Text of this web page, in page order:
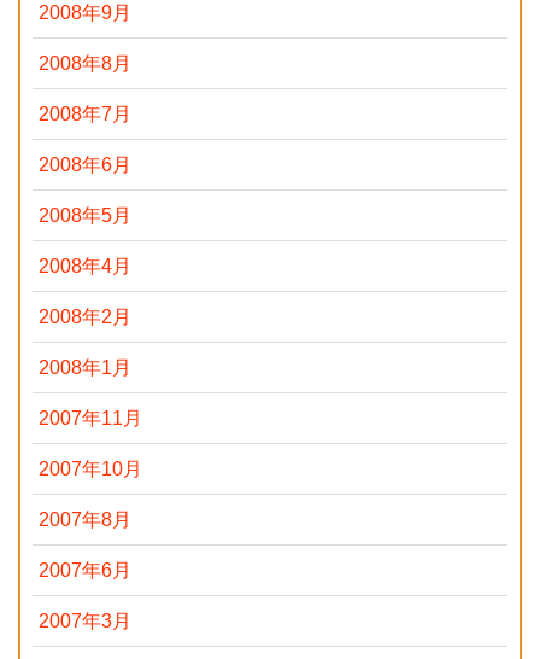
2008年9月
2008年8月
2008年7月
2008年6月
2008年5月
2008年4月
2008年2月
2008年1月
2007年11月
2007年10月
2007年8月
2007年6月
2007年3月